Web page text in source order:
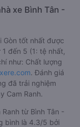
xe Bình Tân -
Gòn tốt nhất được
đến 5 (1: tệ nhất,
như: Chất lượng
. Đánh giá
đã trải nghiệm
Cam Ranh.
từ Bình Tân -
bình là 4.3/5 bởi